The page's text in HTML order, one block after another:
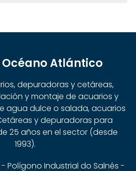
Atlántico
depuradoras y cetáreas,
y montaje de acuarios y
agua dulce o salada, acuarios
y depuradoras para
25 años en el sector (desde
1993).
- Polígono Industrial do Salnés -